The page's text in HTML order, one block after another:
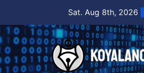
content
Sat. Aug 8th, 2026